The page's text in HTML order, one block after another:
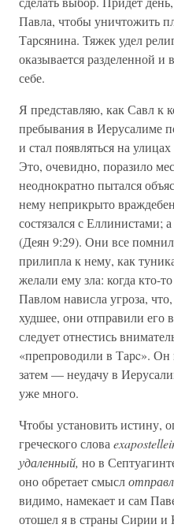
Павла, чтобы уничтожить
Тарсянина. Тяжек удел
оказывается разделенной и
себе.
Я представляю, как Савл к
пребывания в Иерусалиме
и стал появляться на
Это, очевидно, поразило
неоднократно пытался
нему неприкрыто
состязался с Еллинистами;
(Деян 9:29). Они все
прилипла к нему, как
желали ему зла: когда кто-
Павлом нависла угроза,
худшее, они отправили его
следует отнестись
«препроводили в Тарc». Он
затем — неудачу в
уже много.
Чтобы установить истину,
греческого слова
удаленный, но в
оно обретает смысл
видимо, намекает и сам
отошел я в страны Сирии